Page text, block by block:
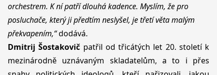
orchestrem. K ní patří dlouhá kadence. Myslím, že pro
posluchače, který ji předtím neslyšel, je třetí věta malým
překvapením,“dodává.
Dmitrij Šostakovič patřil od třicátých let 20. století k
mezinárodně uznávaným skladatelům, a to i přes